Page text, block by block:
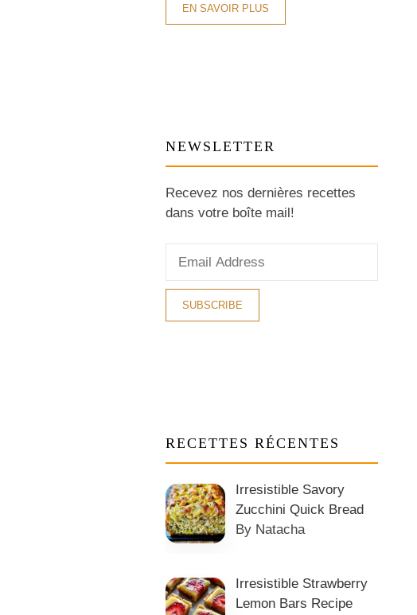
EN SAVOIR PLUS
NEWSLETTER
Recevez nos dernières recettes
dans votre boîte mail!
RECETTES RÉCENTES
Irresistible Savory
Zucchini Quick Bread
By Natacha
Irresistible Strawberry
Lemon Bars Recipe